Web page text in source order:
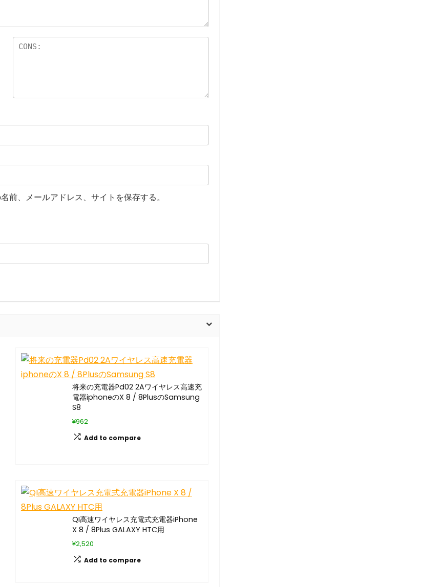
前、メールアドレス、サイトを保存する。
将来の充電器Pd02 2Aワイヤレス高速充
電器iphoneのX 8 / 8PlusのSamsung
S8
¥962
Add to compare
QI高速ワイヤレス充電式充電器iPhone
X 8 / 8Plus GALAXY HTC用
¥2,520
Add to compare